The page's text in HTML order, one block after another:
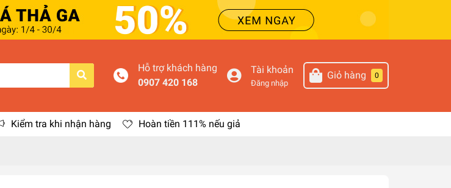
Hỗ trợ khách hàng
0907 420 168
Tài khoản
Đăng nhập
Giỏ hàng 0
Kiểm tra khi nhận hàng Hoàn tiền 111% nếu giả